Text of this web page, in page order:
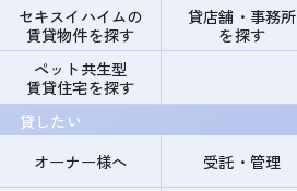
セキスイハイムの
賃貸物件を探す
貸店舗・事務所
を探す
ペット共生型
賃貸住宅を探す
貸したい
オーナー様へ
受託・管理